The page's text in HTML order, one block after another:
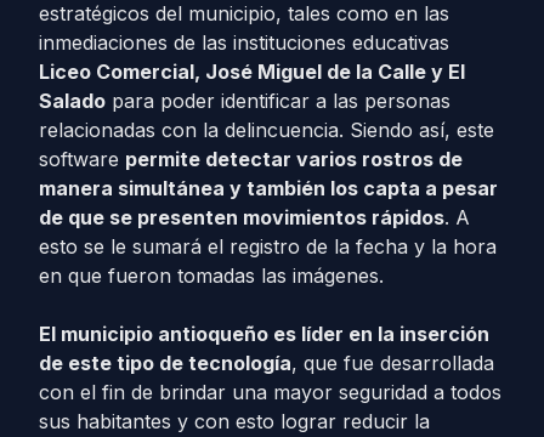
estratégicos del municipio, tales como en las
inmediaciones de las instituciones educativas
Liceo Comercial, José Miguel de la Calle y El
Salado para poder identificar a las personas
relacionadas con la delincuencia. Siendo así, este
software permite detectar varios rostros de
manera simultánea y también los capta a pesar
de que se presenten movimientos rápidos. A
esto se le sumará el registro de la fecha y la hora
en que fueron tomadas las imágenes.
El municipio antioqueño es líder en la inserción
de este tipo de tecnología, que fue desarrollada
con el fin de brindar una mayor seguridad a todos
sus habitantes y con esto lograr reducir la